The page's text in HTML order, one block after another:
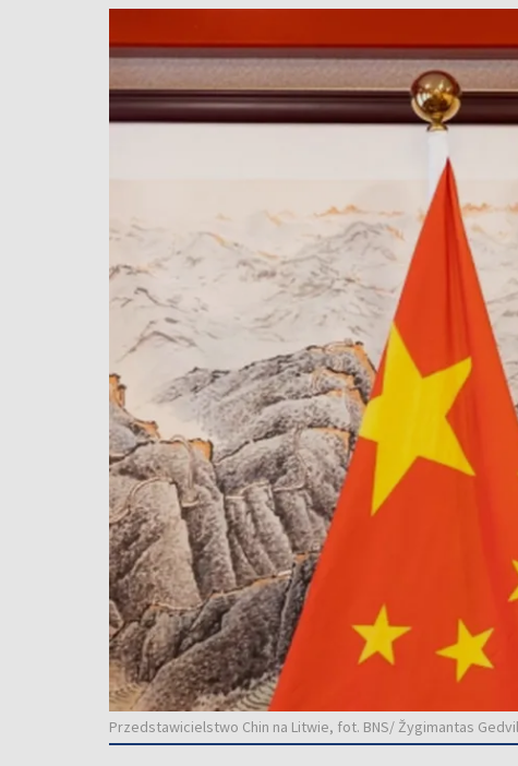
Przedstawicielstwo Chin na Litwie, fot. BNS/ Žygimantas